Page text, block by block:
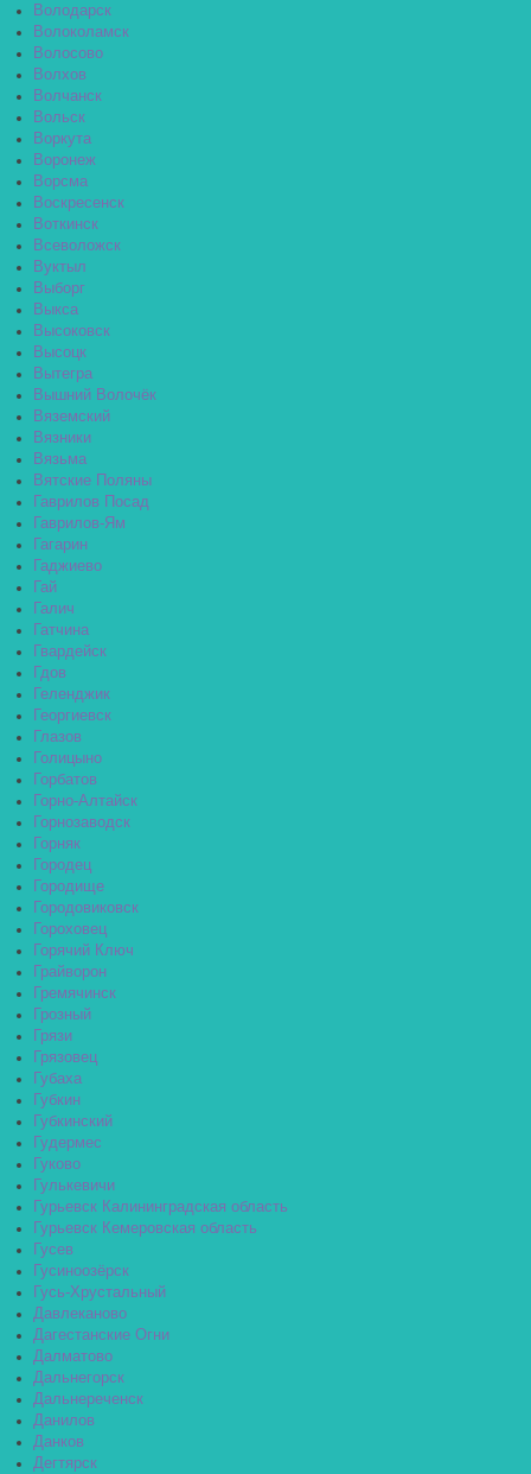
Володарск
Волоколамск
Волосово
Волхов
Волчанск
Вольск
Воркута
Воронеж
Ворсма
Воскресенск
Воткинск
Всеволожск
Вуктыл
Выборг
Выкса
Высоковск
Высоцк
Вытегра
Вышний Волочёк
Вяземский
Вязники
Вязьма
Вятские Поляны
Гаврилов Посад
Гаврилов-Ям
Гагарин
Гаджиево
Гай
Галич
Гатчина
Гвардейск
Гдов
Геленджик
Георгиевск
Глазов
Голицыно
Горбатов
Горно-Алтайск
Горнозаводск
Горняк
Городец
Городище
Городовиковск
Гороховец
Горячий Ключ
Грайворон
Гремячинск
Грозный
Грязи
Грязовец
Губаха
Губкин
Губкинский
Гудермес
Гуково
Гулькевичи
Гурьевск Калининградская область
Гурьевск Кемеровская область
Гусев
Гусиноозёрск
Гусь-Хрустальный
Давлеканово
Дагестанские Огни
Далматово
Дальнегорск
Дальнереченск
Данилов
Данков
Дегтярск